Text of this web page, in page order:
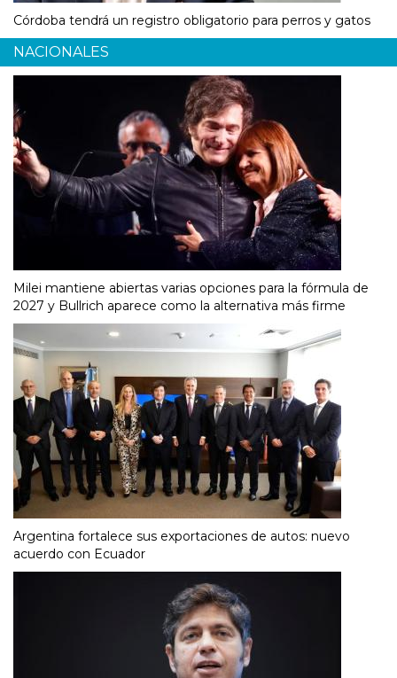
Córdoba tendrá un registro obligatorio para perros y gatos
NACIONALES
Milei mantiene abiertas varias opciones para la fórmula de
2027 y Bullrich aparece como la alternativa más firme
Argentina fortalece sus exportaciones de autos: nuevo
acuerdo con Ecuador